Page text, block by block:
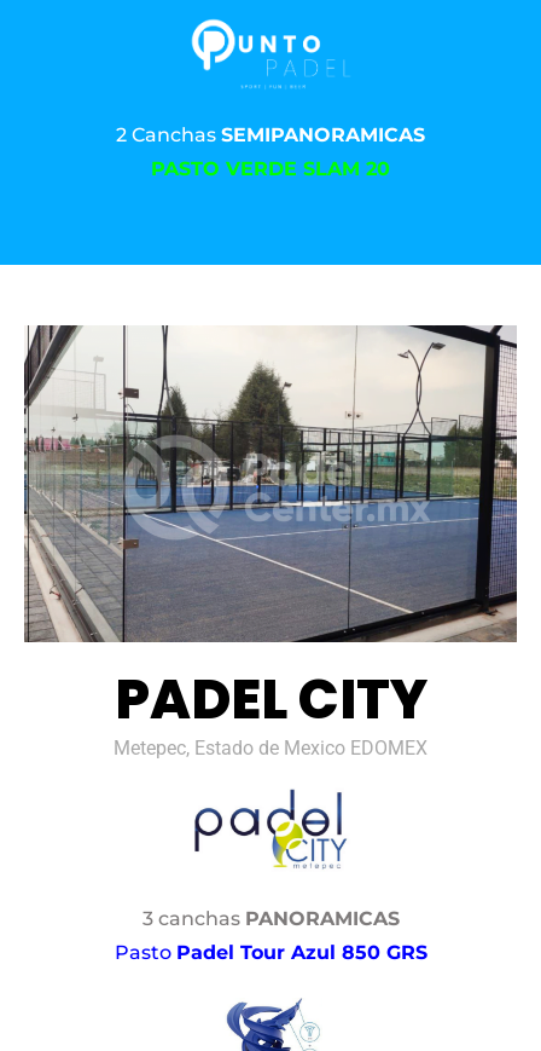
2 Canchas SEMIPANORAMICAS
PASTO VERDE SLAM 20
PADEL CITY
Metepec, Estado de Mexico EDOMEX
3 canchas PANORAMICAS
Pasto Padel Tour Azul 850 GRS